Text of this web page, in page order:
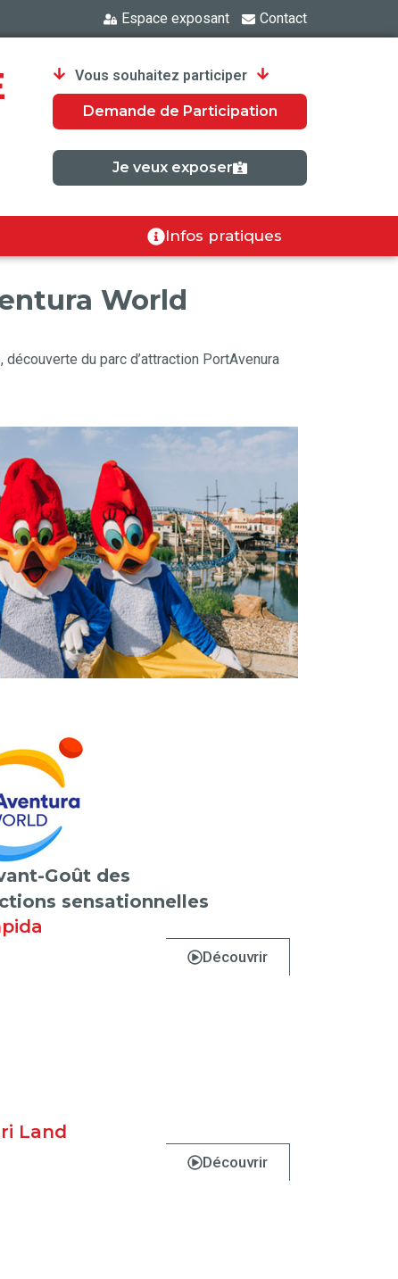
Espace exposant Contact
Vous souhaitez participer
Demande de Participation
Je veux exposer
Infos pratiques
World
du parc d’attraction PortAvenura
Goût des
sensationnelles
Découvrir
Land
Découvrir